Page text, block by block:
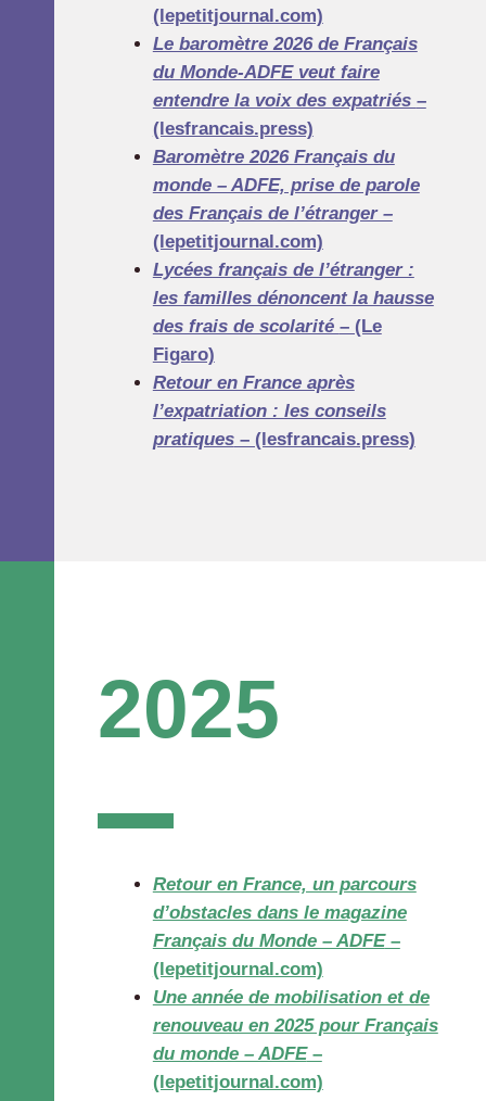
(lepetitjournal.com)
Le baromètre 2026 de Français
du Monde-ADFE veut faire
entendre la voix des expatriés –
(lesfrancais.press)
Baromètre 2026 Français du
monde – ADFE, prise de parole
des Français de l’étranger –
(lepetitjournal.com)
Lycées français de l’étranger :
les familles dénoncent la hausse
des frais de scolarité – (Le
Figaro)
Retour en France après
l’expatriation : les conseils
pratiques– (lesfrancais.press)
2025
Retour en France, un parcours
d’obstacles dans le magazine
Français du Monde – ADFE–
(lepetitjournal.com)
Une année de mobilisation et de
renouveau en 2025 pour Français
du monde – ADFE–
(lepetitjournal.com)